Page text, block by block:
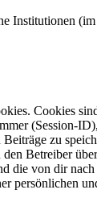
Cookies
(Session-
zu
Betreiber
die von dir
persönlichen